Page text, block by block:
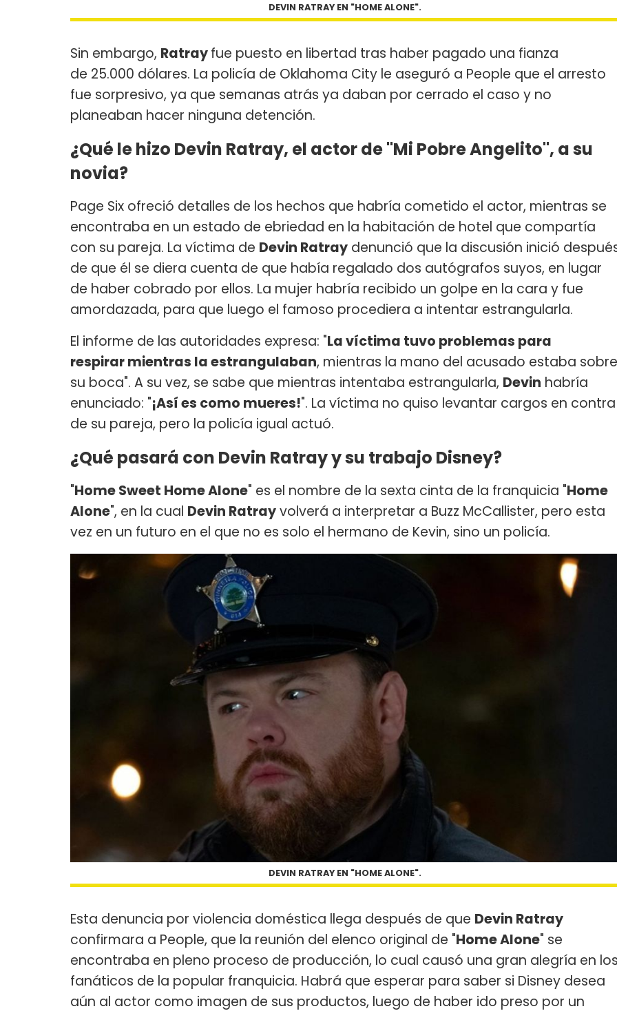
DEVIN RATRAY EN "HOME ALONE".
Sin embargo, Ratrayfue puesto en libertad tras haber pagado una fianza
de 25.000 dólares. La policía de Oklahoma City le aseguró a People que el arresto
fue sorpresivo, ya que semanas atrás ya daban por cerrado el caso y no
planeaban hacer ninguna detención.
¿Qué le hizo Devin Ratray, el actor de "Mi Pobre Angelito", a su
novia?
Page Six ofreció detalles de los hechos que habría cometido el actor, mientras se
encontraba en un estado de ebriedad en la habitación de hotel que compartía
con su pareja. La víctima de Devin Ratray denunció que la discusión inició
de que él se diera cuenta de que había regalado dos autógrafos suyos, en lugar
de haber cobrado por ellos. La mujer habría recibido un golpe en la cara y fue
amordazada, para que luego el famoso procediera a intentar estrangularla.
El informe de las autoridades expresa: "La víctima tuvo problemas para
respirar mientras la estrangulaban, mientras la mano del acusado estaba sobre
su boca". A su vez, se sabe que mientras intentaba estrangularla, Devin habría
enunciado: "¡Así es como mueres!". La víctima no quiso levantar cargos en contra
de su pareja, pero la policía igual actuó.
¿Qué pasará con Devin Ratray y su trabajo Disney?
"Home Sweet Home Alone" es el nombre de la sexta cinta de la franquicia "Home
Alone", en la cual Devin Ratrayvolverá a interpretar a Buzz McCallister, pero esta
vez en un futuro en el que no es solo el hermano de Kevin, sino un policía.
DEVIN RATRAY EN "HOME ALONE".
Esta denuncia por violencia doméstica llega después de que Devin Ratray
confirmara a People, que la reunión del elenco original de "Home Alone" se
encontraba en pleno proceso de producción, lo cual causó una gran alegría en
fanáticos de la popular franquicia. Habrá que esperar para saber si Disney desea
aún al actor como imagen de sus productos, luego de haber ido preso por un